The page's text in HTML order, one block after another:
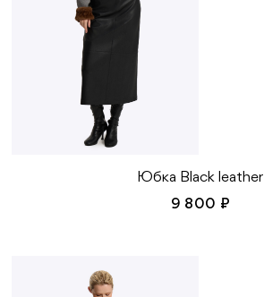
Юбка Black leather
9 800 ₽